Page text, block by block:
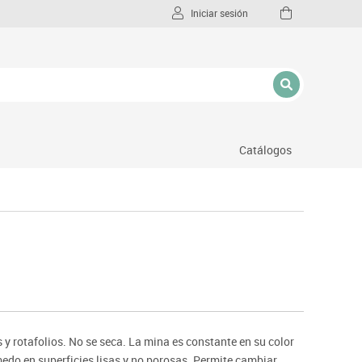
Iniciar sesión
Catálogos
rotafolios. No se seca. La mina es constante en su color